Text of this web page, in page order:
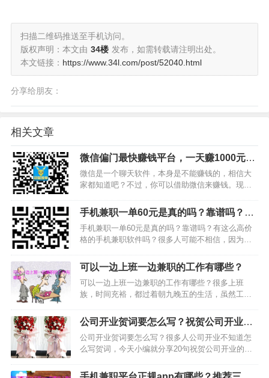
扫描二维码推送至手机访问。
版权声明：本文由 34楼 发布，如需转载请注明出处。
本文链接： https://www.34l.com/post/52040.html
分享给朋友：
相关文章
微信偏门最快赚钱平台，一天赚1000元很
多
微信是一个聊天软件，本身是不能赚钱的，相信大
家都知道吧？不过，你可以借助微信来赚钱。现在
赚钱平台，就是借助微信赚钱的平台之一。这类是
比较偏门的赚钱方式，主要通过你的微信帮别人解
封，辅助注册来赚钱。…
手机兼职一单60元是真的吗？靠谱吗？我
这款软件上面就有
手机兼职一单60元是真的吗？靠谱吗？有这么高价
格的手机兼职软件吗？很多人可能不相信，因为没
过现在我看到了这样的任务，因此我就跟大家说
下，经过我的了解，现在确实有这样的任务，因为
趣闲赚软件上面就有…
可以一边上班一边兼职的工作有哪些？
可以一边上班一边兼职的工作有哪些？很多上班
族，时间充裕，都过着朝九晚五的生活，虽然工作
族想找份可以一边上班一边兼职的工作做，那么，
有哪些兼职工作是可以在上班时候做的呢？下面小
编整理了两种能一边上班…
公司开业贺词要怎么写？祝贺公司开业的
贺词分享
公司开业贺词要怎么写？很多人公司开业不知道怎
么写贺词，今天小编就分享20句祝贺公司开业的贺
业了，是新的开始，特送你几字开张贺词：诚信经